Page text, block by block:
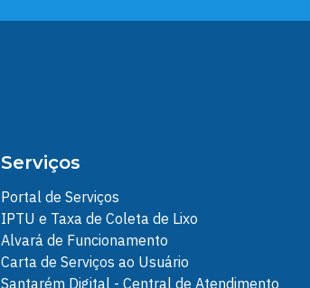
Serviços
Portal de Serviços
IPTU e Taxa de Coleta de Lixo
Alvará de Funcionamento
Carta de Serviços ao Usuário
Santarém Digital - Central de Atendimento